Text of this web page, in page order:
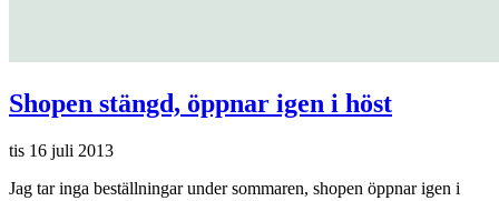
Shopen stängd, öppnar igen i höst
tis 16 juli 2013
Jag tar inga beställningar under sommaren, shopen öppnar igen i